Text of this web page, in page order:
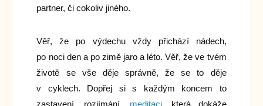
partner, či cokoliv jiného.
Věř, že po výdechu vždy přichází nádech,
po noci den a po zimě jaro a léto. Věř, že ve tvém
životě se vše děje správně, že se to děje
v cyklech. Dopřej si s každým koncem to
zastavení, rozjímání, meditaci, která dokáže